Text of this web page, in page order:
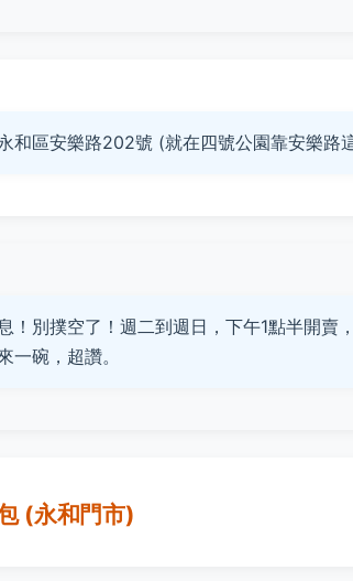
和區安樂路202號 (就在四號公園靠安樂路
！別撲空了！週二到週日，下午1點半開賣
一碗，超讚。
(永和門市)